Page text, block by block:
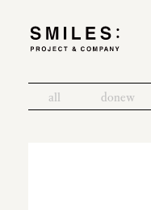
all donew